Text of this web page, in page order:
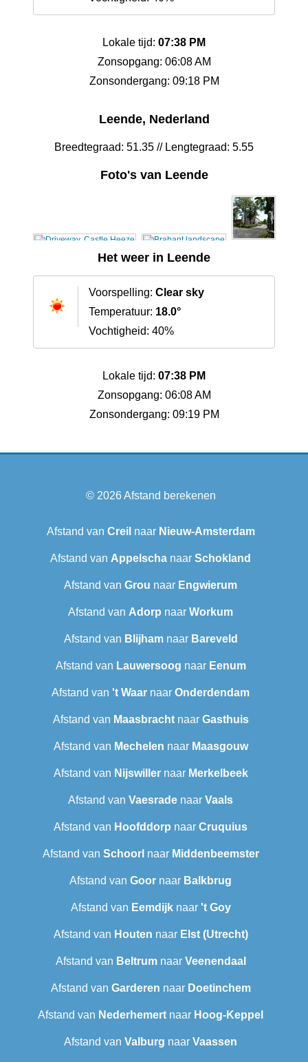
Lokale tijd: 07:38 PM
Zonsopgang: 06:08 AM
Zonsondergang: 09:18 PM
Leende, Nederland
Breedtegraad: 51.35 // Lengtegraad: 5.55
Foto's van Leende
Het weer in Leende
Voorspelling: Clear sky
Temperatuur: 18.0°
Vochtigheid: 40%
Lokale tijd: 07:38 PM
Zonsopgang: 06:08 AM
Zonsondergang: 09:19 PM
© 2026Afstand berekenen
Afstand van Creil naar Nieuw-Amsterdam
Afstand van Appelscha naar Schokland
Afstand van Grou naar Engwierum
Afstand van Adorp naar Workum
Afstand van Blijhamnaar Bareveld
Afstand van Lauwersoog naar Eenum
Afstand van 't Waar naar Onderdendam
Afstand van Maasbrachtnaar Gasthuis
Afstand van Mechelen naar Maasgouw
Afstand van Nijswillernaar Merkelbeek
Afstand van Vaesrade naar Vaals
Afstand van Hoofddorp naar Cruquius
Afstand van Schoorl naar Middenbeemster
Afstand van Goor naar Balkbrug
Afstand van Eemdijknaar 't Goy
Afstand van Houten naar Elst (Utrecht)
Afstand van Beltrumnaar Veenendaal
Afstand van Garderen naar Doetinchem
Afstand van Nederhemert naar Hoog-Keppel
Afstand van Valburg naar Vaassen